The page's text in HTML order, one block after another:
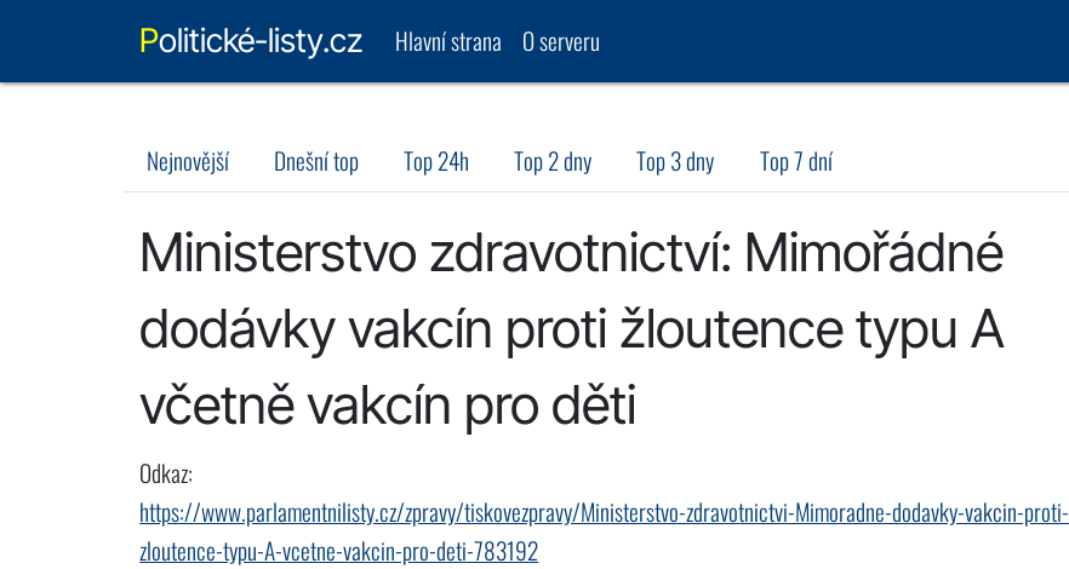
Politické-listy.cz Hlavní strana O serveru
Nejnovější Dnešní top Top 24h Top 2 dny Top 3 dny Top 7 dní
Ministerstvo zdravotnictví: Mimořádné
dodávky vakcín proti žloutence typu A
včetně vakcín pro děti
Odkaz:
https://www.parlamentnilisty.cz/zpravy/tiskovezpravy/Ministerstvo-zdravotnictvi-Mimoradne-dodavky-vakcin-proti-
zloutence-typu-A-vcetne-vakcin-pro-deti-783192